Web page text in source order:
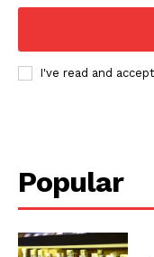
I've read and
Popular